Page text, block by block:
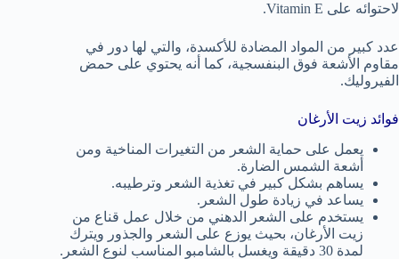
لاحتوائه على Vitamin E.
عدد كبير من المواد المضادة للأكسدة، والتي لها دور في
مقاوم الأشعة فوق البنفسجية، كما أنه يحتوي على حمض
الفيروليك.
فوائد زيت الأرغان
يعمل على حماية الشعر من التغيرات المناخية ومن
أشعة الشمس الضارة.
يساهم بشكل كبير في تغذية الشعر وترطيبه.
يساعد في زيادة طول الشعر.
يستخدم على الشعر الدهني من خلال عمل قناع من
زيت الأرغان، بحيث يوزع على الشعر والجذور ويترك
لمدة 30 دقيقة ويغسل بالشامبو المناسب لنوع الشعر.